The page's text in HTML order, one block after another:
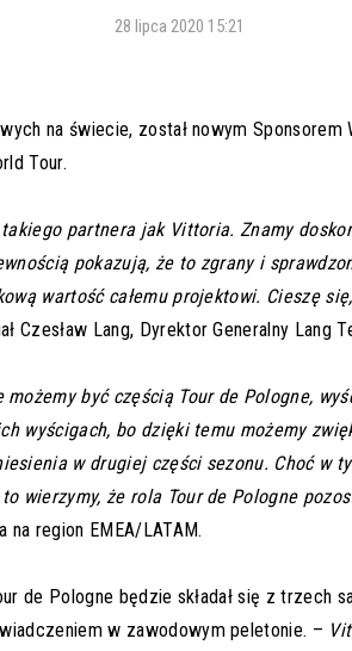
28 lipca 2020 15:21
na świecie, został nowym Sponsorem
Tour.
partnera jak Vittoria. Znamy
pokazują, że to zgrany i
wartość całemu projektowi. Cieszę
Czesław Lang, Dyrektor Generalny Lang
możemy być częścią Tour de Pologne,
wyścigach, bo dzięki temu możemy
w drugiej części sezonu. Choć w
wierzymy, że rola Tour de Pologne
region EMEA/LATAM.
de Pologne będzie składał się z trzech
w zawodowym peletonie. –